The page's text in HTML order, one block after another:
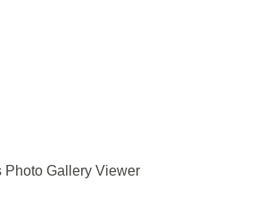
Photo Gallery Viewer